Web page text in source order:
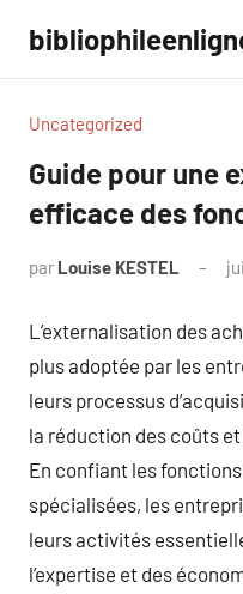
contenu
Uncategorized
Guide pour une
efficace des
par Louise KESTEL
L’externalisation des
plus adoptée par les
leurs processus
la réduction des coûts
En confiant les
spécialisées, les
leurs activités
l’expertise et des